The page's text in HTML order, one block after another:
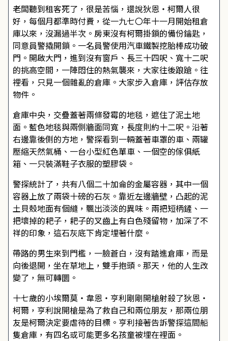
老闆聽到租客死了，很是苦惱，還說狄恩・柯爾人很
好，每個月都準時付費，從一九七〇年十一月開始租倉
庫以來，沒漏過半次。房東沒有柯爾掛鎖的備份鑰匙，
同意員警撬開鎖。一名員警使用汽車鐵製挖胎棒成功破
門。開啟大門，進到沒有窗戶、長三十四呎、寬十二呎
的挑高空間，一陣悶住的熱氣襲來，大家往後踉蹌。往
裡看，只見一個雜亂的倉庫。大家步入倉庫，評估存放
物件。
倉庫中央，交疊蓋著兩條發霉的地毯，遮住了泥土地
面。藍色地毯與兩側牆面同寬，長度則約十二呎。沿著
右邊靠後側的方地，警探看到一輛蓋著車罩的車、兩罐
壓縮天然氣桶、一台小型紅色單車、一個空的傢俱紙
箱、一只裝滿鞋子衣服的塑膠袋。
警探統計了，共有八個二十加侖的金屬容器，其中一個
容器上放了兩袋十磅的石灰。靠近左邊牆壁，凸起的泥
土貝殼地面有個縫，飄出淡淡的異味。兩把短柄鏟、一
把壞掉的耙子，耙子的叉齒上有白色殘留物，加深了不
祥的印象，這石灰底下肯定埋著什麼。
帶路的男生來到門檻，一臉蒼白，沒有踏進倉庫，而是
向後退開，坐在草地上，雙手抱頭。那天，他的人生改
變了，無可轉圜。
十七歲的小埃爾莫・韋恩・亨利剛剛開槍射殺了狄恩・
柯爾，亨利說開槍是為了救自己和兩位朋友，那兩位朋
友是柯爾決定要虐待的目標。亨利接著告訴警探這間船
隻倉庫，有四名或可能更多名孩童被埋在裡面。